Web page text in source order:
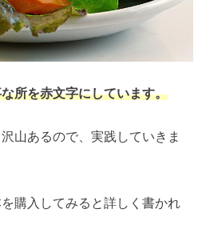
所を赤文字にしています。
山あるので、実践していきま
購入してみると詳しく書かれ